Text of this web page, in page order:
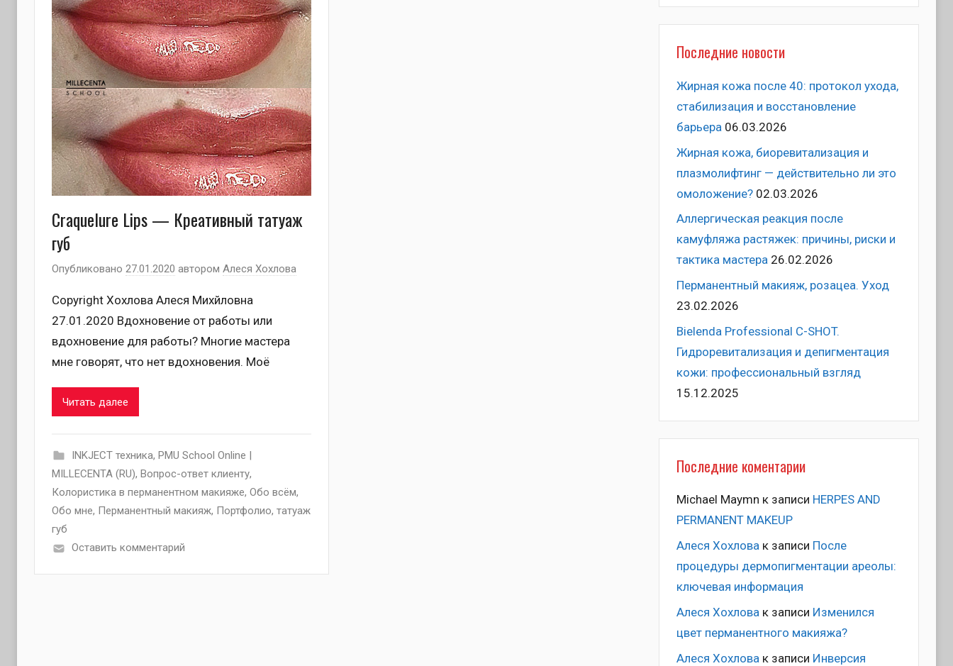
Craquelure Lips — Креативный татуаж
губ
Опубликовано 27.01.2020 автором Алеся Хохлова
Copyright Хохлова Алеся Михйловна
27.01.2020 Вдохновение от работы или
вдохновение для работы? Многие мастера
мне говорят, что нет вдохновения. Моё
Читать далее
INKJECT техника, PMU School Online |
MILLECENTA (RU), Вопрос-ответ клиенту,
Колористика в перманентном макияже, Обо всём,
Обо мне, Перманентный макияж, Портфолио, татуаж
губ
Оставить комментарий
Последние новости
Жирная кожа после 40: протокол ухода,
стабилизация и восстановление
барьера 06.03.2026
Жирная кожа, биоревитализация и
плазмолифтинг — действительно ли это
омоложение? 02.03.2026
Аллергическая реакция после
камуфляжа растяжек: причины, риски и
тактика мастера 26.02.2026
Перманентный макияж, розацеа. Уход
23.02.2026
Bielenda Professional C-SHOT.
Гидроревитализация и депигментация
кожи: профессиональный взгляд
15.12.2025
Последние коментарии
Michael Maymn к записи HERPES AND
PERMANENT MAKEUP
Алеся Хохловак записи После
процедуры дермопигментации ареолы:
ключевая информация
Алеся Хохлова к записи Изменился
цвет перманентного макияжа?
Алеся Хохлова к записи Инверсия